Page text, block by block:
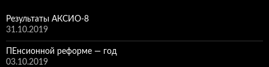
Результаты АКСИО-8
31.10.2019
ПЕнсионной реформе — год
03.10.2019